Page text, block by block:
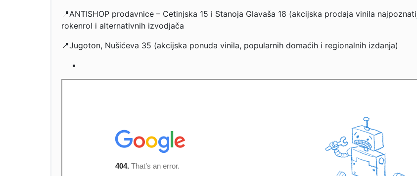
📍ANTISHOP prodavnice – Cetinjska 15 i Stanoja Glavaša 18 (akcijska prodaja vinila
rokenrol i alternativnih izvodjača
📍Jugoton, Nušićeva 35 (akcijska ponuda vinila, popularnih domaćih i regionalnih izdanja)